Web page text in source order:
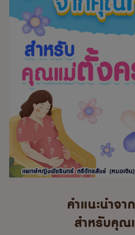
คำแนะนำจ
สำหรับคุณ